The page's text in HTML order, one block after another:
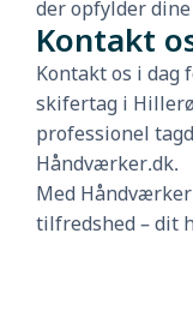
der opfylder
Kontakt
Kontakt os i
skifertag i
professionel
Håndværker.dk.
Med
tilfredshed – dit